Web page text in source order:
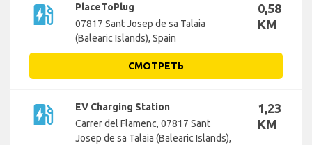
ev_station
PlaceToPlug
07817 Sant Josep de sa Talaia
(Balearic Islands), Spain
0,58
KM
СМОТРЕТЬ
ev_station
EV Charging Station
Carrer del Flamenc, 07817 Sant
Josep de sa Talaia (Balearic Islands),
1,23
KM